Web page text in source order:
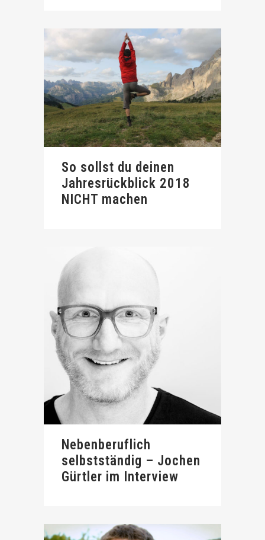
So sollst du deinen
Jahresrückblick 2018
NICHT machen
Nebenberuflich
selbstständig – Jochen
Gürtler im Interview